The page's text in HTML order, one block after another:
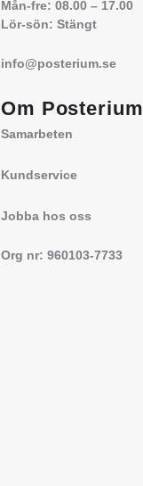
Mån-fre: 08.00 – 17.00
Lör-sön: Stängt
info@posterium.se
Om Posterium
Samarbeten
Kundservice
Jobba hos oss
Org nr: 960103-7733